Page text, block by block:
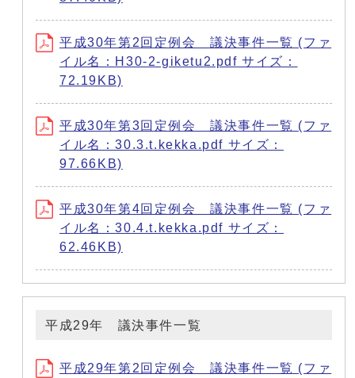
平成30年第2回定例会 議決事件一覧 (ファ
イル名：H30-2-giketu2.pdf サイズ：
72.19KB)
平成30年第3回定例会 議決事件一覧 (ファ
イル名：30.3.t.kekka.pdf サイズ：
97.66KB)
平成30年第4回定例会 議決事件一覧 (ファ
イル名：30.4.t.kekka.pdf サイズ：
62.46KB)
平成29年 議決事件一覧
平成29年第2回定例会 議決事件一覧 (ファ